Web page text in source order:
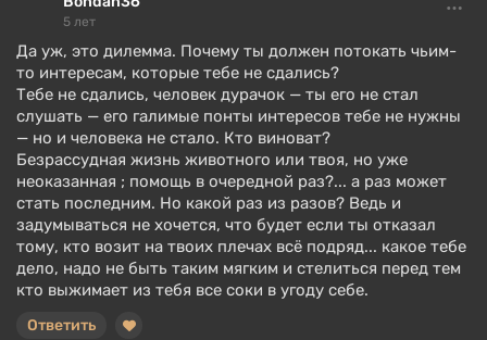
5 лет
Да уж, это дилемма. Почему ты должен потокать чьим-
то интересам, которые тебе не сдались?
Тебе не сдались, человек дурачок — ты его не стал
слушать — его галимые понты интересов тебе не нужны
— но и человека не стало. Кто виноват?
Безрассудная жизнь животного или твоя, но уже
неоказанная ; помощь в очередной раз?... а раз может
стать последним. Но какой раз из разов? Ведь и
задумываться не хочется, что будет если ты отказал
тому, кто возит на твоих плечах всё подряд... какое тебе
дело, надо не быть таким мягким и стелиться перед тем
кто выжимает из тебя все соки в угоду себе.
Ответить